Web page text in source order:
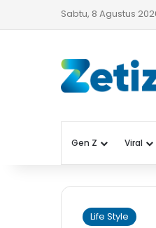
Sabtu, 8 Agustus
Gen Z Viral
Life Style